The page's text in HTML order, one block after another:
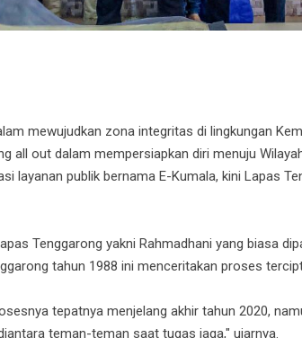
mewujudkan zona integritas di lingkungan
all out dalam mempersiapkan diri menuju
layanan publik bernama E-Kumala, kini Lapas
Tenggarong yakni Rahmadhani yang biasa
tahun 1988 ini menceritakan proses
tepatnya menjelang akhir tahun 2020,
teman-teman saat tugas jaga," ujarnya.